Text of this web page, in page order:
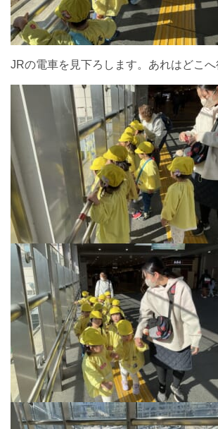
JRの電車を見下ろします。あれはどこへ